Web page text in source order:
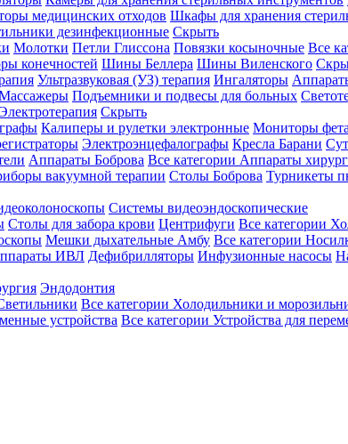
медицинских отходов Шкафы для хранения
дезинфекционные Скрыть
Молотки Петли Глиссона Повязки косыночные Все
конечностей Шины Беллера Шины Виленского
Ультразвуковая (УЗ) терапия Ингаляторы
Подъемники и подвесы для больных
Скрыть
Калиперы и рулетки электронные Мониторы
Электроэнцефалографы Кресла Барани
Аппараты Боброва Все категории Аппараты
вакуумной терапии Столы Боброва Турникеты
Системы видеоэндоскопические
Столы для забора крови Центрифуги Все категории
Мешки дыхательные Амбу Все категории
ИВЛ Дефибрилляторы Инфузионные насосы
Эндодонтия
Все категории Холодильники и
устройства Все категории Устройства для